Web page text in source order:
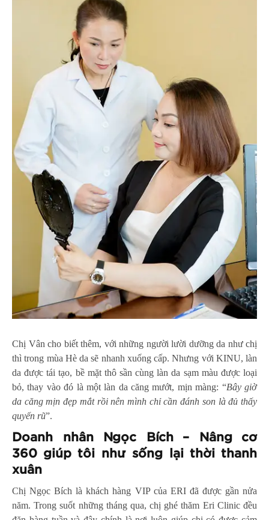
Chị Vân cho biết thêm, với những người lười dưỡng da như chị
thì trong mùa Hè da sẽ nhanh xuống cấp. Nhưng với KINU, làn
da được tái tạo, bề mặt thô sần cùng làn da sạm màu được loại
bỏ, thay vào đó là một làn da căng mướt, mịn màng: “Bây giờ
da căng mịn đẹp mắt rồi nên mình chỉ cần đánh son là đủ thấy
quyến rũ”.
Doanh nhân Ngọc Bích – Nâng cơ
360 giúp tôi như sống lại thời thanh
xuân
Chị Ngọc Bích là khách hàng VIP của ERI đã được gần nửa
năm. Trong suốt những tháng qua, chị ghé thăm Eri Clinic đều